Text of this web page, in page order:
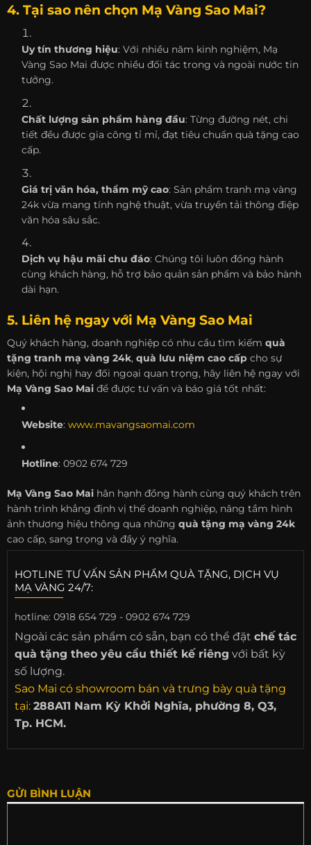
4. Tại sao nên chọn Mạ Vàng Sao Mai?
Uy tín thương hiệu: Với nhiều năm kinh nghiệm, Mạ
Vàng Sao Mai được nhiều đối tác trong và ngoài nước tin
tưởng.
Chất lượng sản phẩm hàng đầu: Từng đường nét, chi
tiết đều được gia công tỉ mỉ, đạt tiêu chuẩn quà tặng cao
cấp.
Giá trị văn hóa, thẩm mỹ cao: Sản phẩm tranh mạ vàng
24k vừa mang tính nghệ thuật, vừa truyền tải thông điệp
văn hóa sâu sắc.
Dịch vụ hậu mãi chu đáo: Chúng tôi luôn đồng hành
cùng khách hàng, hỗ trợ bảo quản sản phẩm và bảo hành
dài hạn.
5. Liên hệ ngay với Mạ Vàng Sao Mai
Quý khách hàng, doanh nghiệp có nhu cầu tìm kiếm quà
tặng tranh mạ vàng 24k, quà lưu niệm cao cấpcho sự
kiện, hội nghị hay đối ngoại quan trọng, hãy liên hệ ngay với
Mạ Vàng Sao Maiđể được tư vấn và báo giá tốt nhất:
Website: www.mavangsaomai.com
Hotline: 0902 674 729
Mạ Vàng Sao Maihân hạnh đồng hành cùng quý khách trên
hành trình khẳng định vị thế doanh nghiệp, nâng tầm hình
ảnh thương hiệu thông qua những quà tặng mạ vàng 24k
cao cấp, sang trọng và đầy ý nghĩa.
HOTLINE TƯ VẤN SẢN PHẨM QUÀ TẶNG, DỊCH VỤ
MẠ VÀNG 24/7:
hotline: 0918 654 729 - 0902 674 729
Ngoài các sản phẩm có sẵn, bạn có thể đặt chế tác
quà tặng theo yêu cầu thiết kế riêng với bất kỳ
số lượng.
Sao Mai có showroom bán và trưng bày quà tặng
tại: 288A11 Nam Kỳ Khởi Nghĩa, phường 8, Q3,
Tp. HCM.
GỬI BÌNH LUẬN